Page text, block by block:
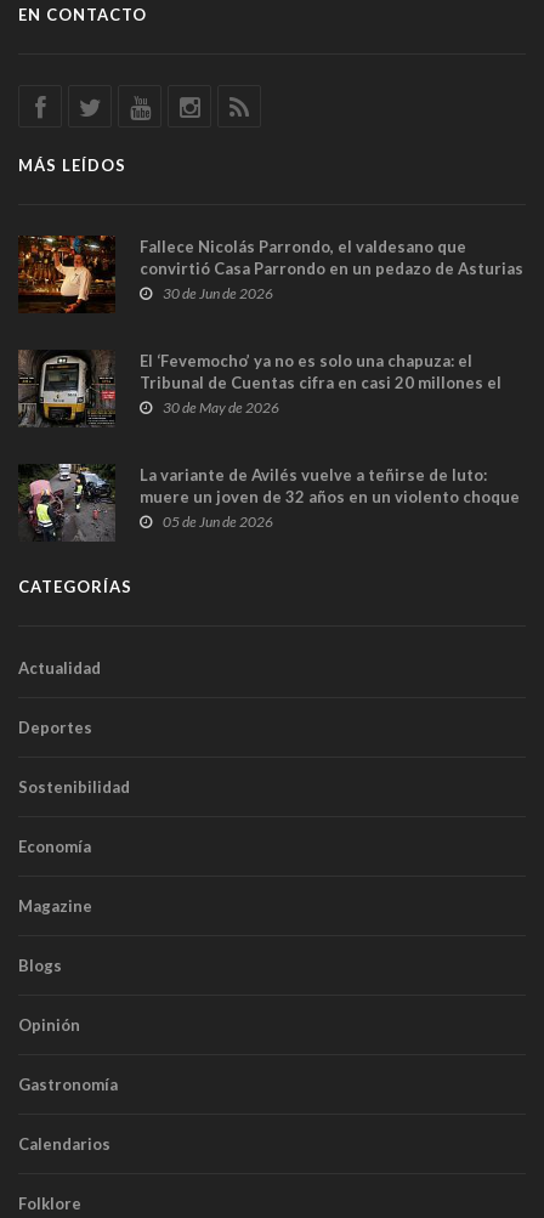
EN CONTACTO
MÁS LEÍDOS
Fallece Nicolás Parrondo, el valdesano que
convirtió Casa Parrondo en un pedazo de Asturias
en Madrid
30 de Jun de 2026
El ‘Fevemocho’ ya no es solo una chapuza: el
Tribunal de Cuentas cifra en casi 20 millones el
sobrecoste de los trenes que no cabían por los
30 de May de 2026
La variante de Avilés vuelve a teñirse de luto:
muere un joven de 32 años en un violento choque
frontal
05 de Jun de 2026
CATEGORÍAS
Actualidad
Deportes
Sostenibilidad
Economía
Magazine
Blogs
Opinión
Gastronomía
Calendarios
Folklore